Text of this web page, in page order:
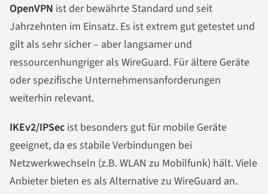
OpenVPN ist der bewährte Standard und seit
Jahrzehnten im Einsatz. Es ist extrem gut getestet und
gilt als sehr sicher – aber langsamer und
ressourcenhungriger als WireGuard. Für ältere Geräte
oder spezifische Unternehmensanforderungen
weiterhin relevant.
IKEv2/IPSec ist besonders gut für mobile Geräte
geeignet, da es stabile Verbindungen bei
Netzwerkwechseln (z.B. WLAN zu Mobilfunk) hält. Viele
Anbieter bieten es als Alternative zu WireGuard an.